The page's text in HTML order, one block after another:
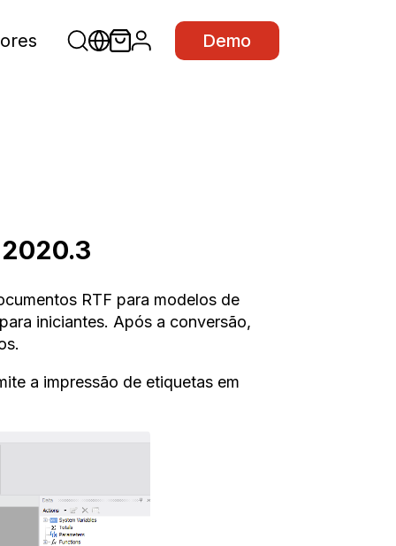
Demo
RTF para modelos de
iniciantes. Após a conversão,
a impressão de etiquetas em